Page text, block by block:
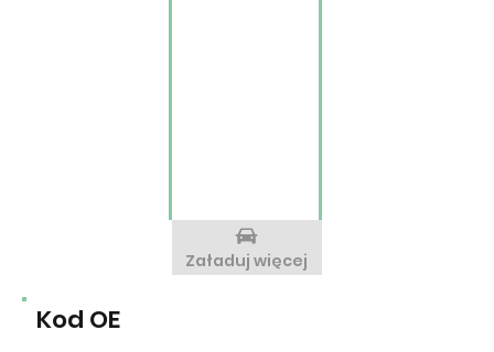
Kod OE
Załaduj więcej